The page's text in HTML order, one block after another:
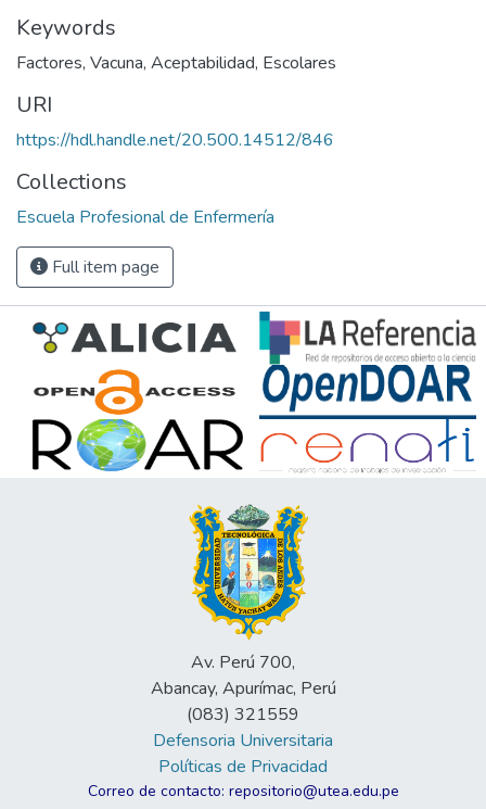
Keywords
Factores, Vacuna, Aceptabilidad, Escolares
URI
https://hdl.handle.net/20.500.14512/846
Collections
Escuela Profesional de Enfermería
Full item page
Av. Perú 700,
Abancay, Apurímac, Perú
(083) 321559
Defensoria Universitaria
Políticas de Privacidad
Correo de contacto: repositorio@utea.edu.pe